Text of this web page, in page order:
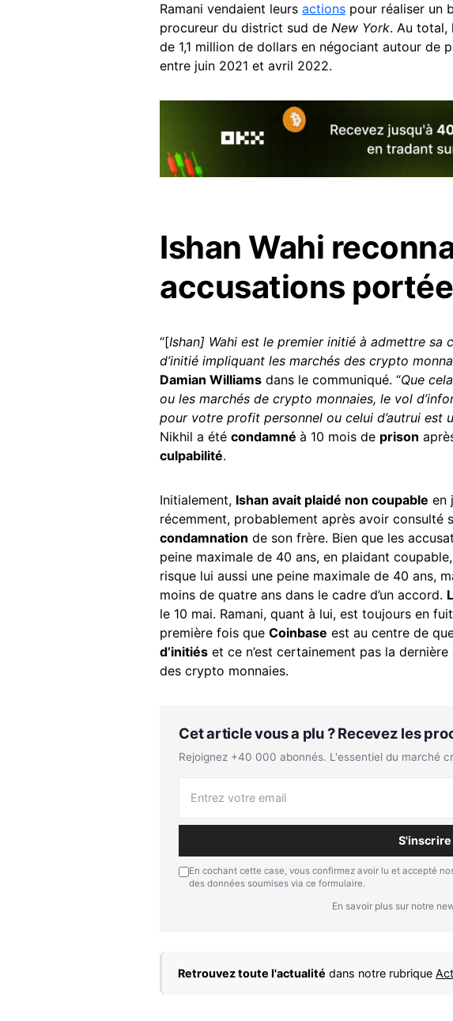
Ramani vendaient leurs actions pour réaliser un
procureur du district sud de New York. Au total,
de 1,1 million de dollars en négociant autour de
entre juin 2021 et avril 2022.
Ishan Wahi
accusations
“[Ishan] Wahi est le premier initié à admettre
d’initié impliquant les marchés des crypto
Damian Williams dans le communiqué. “Que
ou les marchés de crypto monnaies, le vol
pour votre profit personnel ou celui d’autrui est
Nikhil a été condamné à 10 mois de prison
culpabilité.
Initialement, Ishan avait plaidé non coupable en
récemment, probablement après avoir consulté
condamnation de son frère. Bien que les
peine maximale de 40 ans, en plaidant coupable,
risque lui aussi une peine maximale de 40 ans,
moins de quatre ans dans le cadre d’un accord.
le 10 mai. Ramani, quant à lui, est toujours en
première fois que Coinbase est au centre de
d’initiés et ce n’est certainement pas la
des crypto monnaies.
Cet article vous a plu ? Recevez les
Rejoignez +40 000 abonnés. L'essentiel du marché
S'inscrire
En cochant cette case, vous confirmez avoir lu et accepté
des données soumises via ce formulaire.
En savoir plus sur notre
Retrouvez toute l'actualité dans notre rubrique